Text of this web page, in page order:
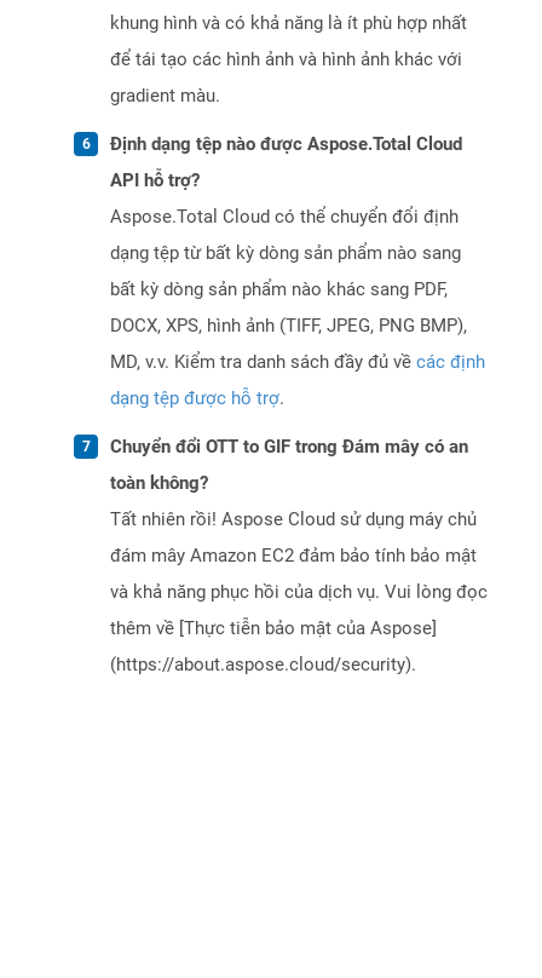
khung hình và có khả năng là ít phù hợp nhất
để tái tạo các hình ảnh và hình ảnh khác với
gradient màu.
Định dạng tệp nào được Aspose.Total Cloud
API hỗ trợ?
Aspose.Total Cloud có thể chuyển đổi định
dạng tệp từ bất kỳ dòng sản phẩm nào sang
bất kỳ dòng sản phẩm nào khác sang PDF,
DOCX, XPS, hình ảnh (TIFF, JPEG, PNG BMP),
MD, v.v. Kiểm tra danh sách đầy đủ về các định
dạng tệp được hỗ trợ.
Chuyển đổi OTT to GIF trong Đám mây có an
toàn không?
Tất nhiên rồi! Aspose Cloud sử dụng máy chủ
đám mây Amazon EC2 đảm bảo tính bảo mật
và khả năng phục hồi của dịch vụ. Vui lòng đọc
thêm về [Thực tiễn bảo mật của Aspose]
(https://about.aspose.cloud/security).